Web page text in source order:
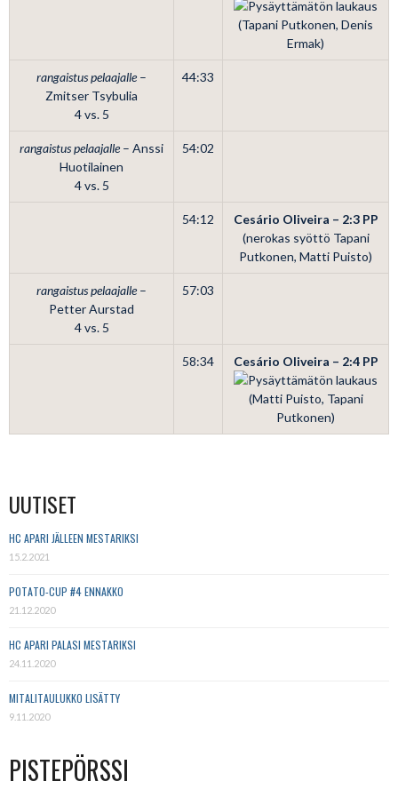
(Tapani Putkonen, Denis
Ermak)
rangaistus pelaajalle–
Zmitser Tsybulia
4 vs. 5
44:33
rangaistus pelaajalle– Anssi
Huotilainen
4 vs. 5
54:02
54:12 Cesário Oliveira – 2:3 PP
(nerokas syöttö Tapani
Putkonen, Matti Puisto)
rangaistus pelaajalle–
Petter Aurstad
4 vs. 5
57:03
58:34 Cesário Oliveira – 2:4 PP
(Matti Puisto, Tapani
Putkonen)
UUTISET
HC APARI JÄLLEEN MESTARIKSI
15.2.2021
POTATO-CUP #4 ENNAKKO
21.12.2020
HC APARI PALASI MESTARIKSI
24.11.2020
MITALITAULUKKO LISÄTTY
9.11.2020
PISTEPÖRSSI